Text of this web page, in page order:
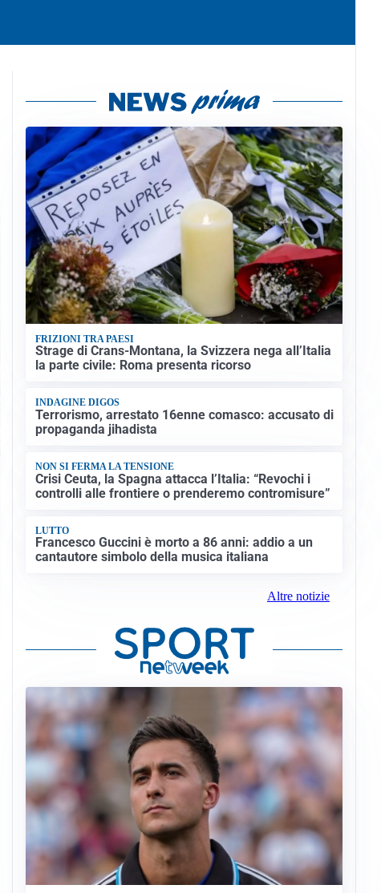
FRIZIONI TRA PAESI
Strage di Crans-Montana, la Svizzera nega all’Italia
la parte civile: Roma presenta ricorso
INDAGINE DIGOS
Terrorismo, arrestato 16enne comasco: accusato di
propaganda jihadista
NON SI FERMA LA TENSIONE
Crisi Ceuta, la Spagna attacca l’Italia: “Revochi i
controlli alle frontiere o prenderemo contromisure”
LUTTO
Francesco Guccini è morto a 86 anni: addio a un
cantautore simbolo della musica italiana
Altre notizie